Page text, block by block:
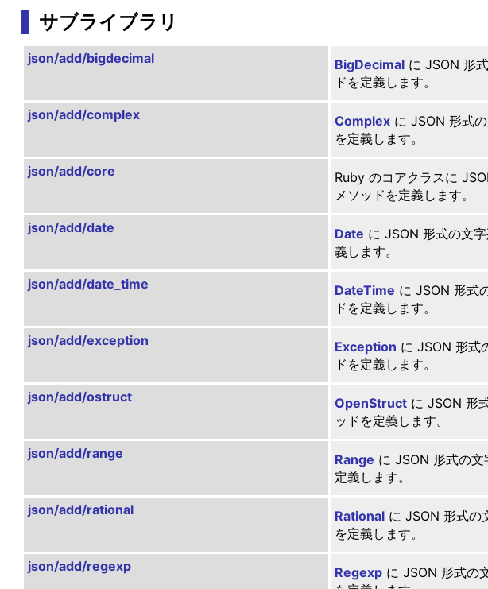
サブライブラリ
json/add/bigdecimal BigDecimalに JSON 形
ドを定義します。
json/add/complex Complexに JSON 形式の
を定義します。
json/add/core
Ruby のコアクラスに
メソッドを定義します。
json/add/date Date に JSON 形式の文
義します。
json/add/date_time DateTime に JSON 形式
ドを定義します。
json/add/exception Exception に JSON 形式
ドを定義します。
json/add/ostruct OpenStructに JSON 形
ッドを定義します。
json/add/range Range に JSON 形式の
定義します。
json/add/rational Rationalに JSON 形式の
を定義します。
json/add/regexp Regexpに JSON 形式の